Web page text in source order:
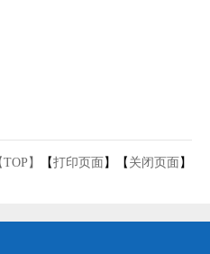
TOP】 【打印页面 】【 关闭页面 】